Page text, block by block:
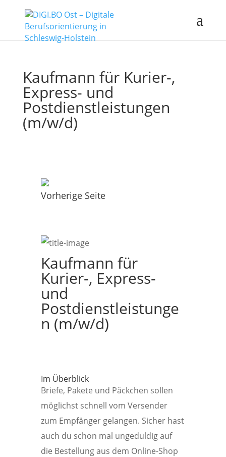
Kaufmann für Kurier-,
Express- und
Postdienstleistungen
(m/w/d)
Vorherige Seite
Kaufmann für
Kurier-, Express-
und
Postdienstleistunge
n (m/w/d)
Im Überblick
Briefe, Pakete und Päckchen sollen
möglichst schnell vom Versender
zum Empfänger gelangen. Sicher hast
auch du schon mal ungeduldig auf
die Bestellung aus dem Online-Shop